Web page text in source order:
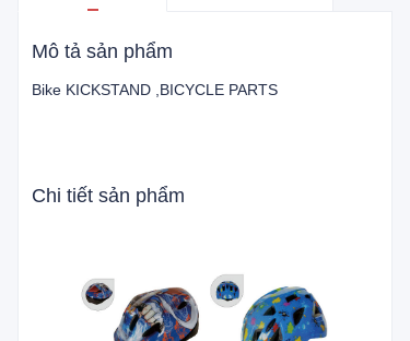
Mô tả sản phẩm
Bike KICKSTAND ,BICYCLE PARTS
Chi tiết sản phẩm